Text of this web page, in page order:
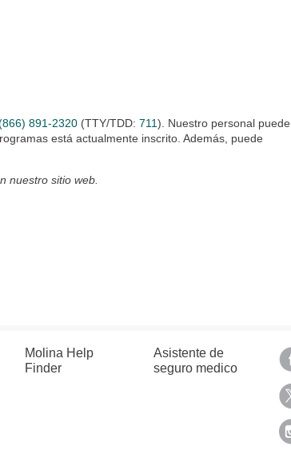
891-2320 (TTY/TDD:711). Nuestro personal puede
está actualmente inscrito. Además, puede
nuestro sitio web.
Molina Help
Finder
Asistente de
seguro medico